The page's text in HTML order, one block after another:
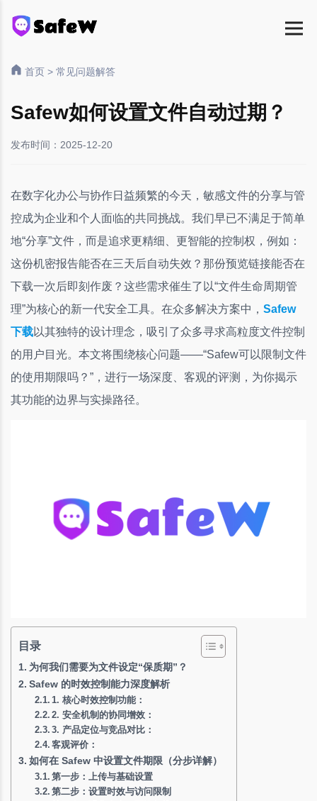
首页 > 常见问题解答
Safew如何设置文件自动过期？
发布时间：2025-12-20
在数字化办公与协作日益频繁的今天，敏感文件的分享与管
控成为企业和个人面临的共同挑战。我们早已不满足于简单
地“分享”文件，而是追求更精细、更智能的控制权，例如：
这份机密报告能否在三天后自动失效？那份预览链接能否在
下载一次后即刻作废？这些需求催生了以“文件生命周期管
理”为核心的新一代安全工具。在众多解决方案中， Safew
下载以其独特的设计理念，吸引了众多寻求高粒度文件控制
的用户目光。本文将围绕核心问题——“Safew可以限制文件
的使用期限吗？”，进行一场深度、客观的评测，为你揭示
其功能的边界与实操路径。
目录
为何我们需要为文件设定“保质期”？
Safew 的时效控制能力深度解析
1. 核心时效控制功能：
2. 安全机制的协同增效：
3. 产品定位与竞品对比：
客观评价：
如何在 Safew 中设置文件期限（分步详解）
第一步：上传与基础设置
第二步：设置时效与访问限制